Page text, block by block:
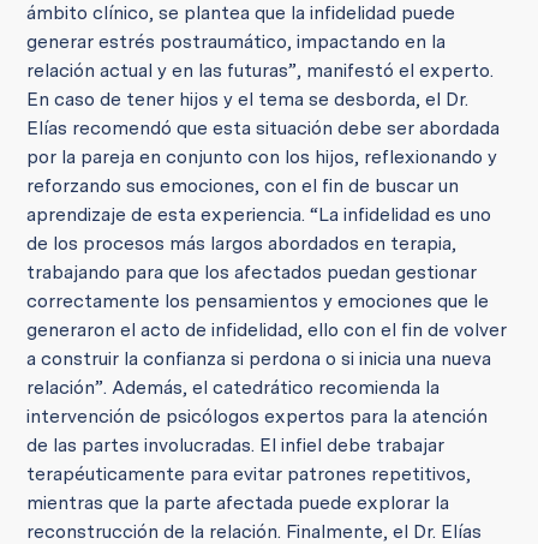
ámbito clínico, se plantea que la infidelidad puede
generar estrés postraumático, impactando en la
relación actual y en las futuras”, manifestó el experto.
En caso de tener hijos y el tema se desborda, el Dr.
Elías recomendó que esta situación debe ser abordada
por la pareja en conjunto con los hijos, reflexionando y
reforzando sus emociones, con el fin de buscar un
aprendizaje de esta experiencia. “La infidelidad es uno
de los procesos más largos abordados en terapia,
trabajando para que los afectados puedan gestionar
correctamente los pensamientos y emociones que le
generaron el acto de infidelidad, ello con el fin de volver
a construir la confianza si perdona o si inicia una nueva
relación”. Además, el catedrático recomienda la
intervención de psicólogos expertos para la atención
de las partes involucradas. El infiel debe trabajar
terapéuticamente para evitar patrones repetitivos,
mientras que la parte afectada puede explorar la
reconstrucción de la relación. Finalmente, el Dr. Elías